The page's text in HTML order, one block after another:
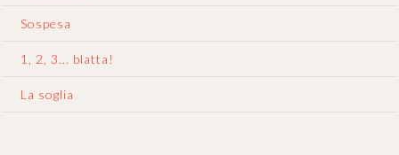
Sospesa
1, 2, 3... blatta!
La soglia